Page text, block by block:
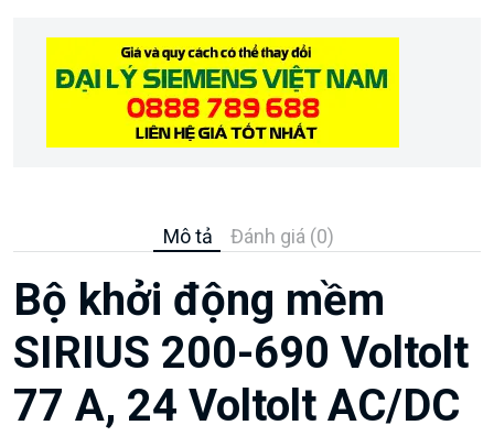
Mô tả Đánh giá (0)
Bộ khởi động mềm
SIRIUS 200-690 Voltolt
77 A, 24 Voltolt AC/DC